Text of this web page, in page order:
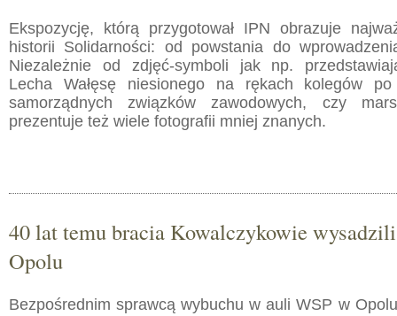
Ekspozycję, którą przygotował IPN obrazuje
historii Solidarności: od powstania do
Niezależnie od zdjęć-symboli jak np.
Lecha Wałęsę niesionego na rękach kolegów po
samorządnych związków zawodowych, czy
prezentuje też wiele fotografii mniej znanych.
40 lat temu bracia Kowalczykowie
Opolu
Bezpośrednim sprawcą wybuchu w auli WSP w